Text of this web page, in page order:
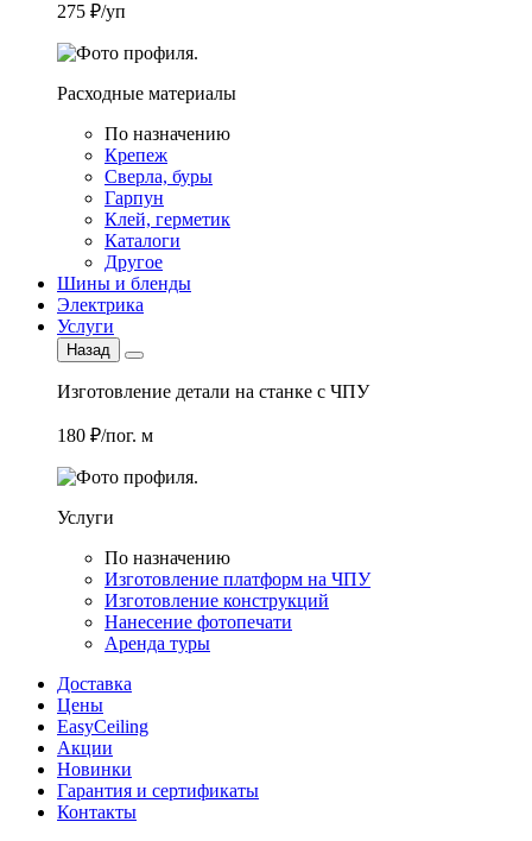
275 ₽/уп
Расходные материалы
По назначению
Крепеж
Сверла, буры
Гарпун
Клей, герметик
Каталоги
Другое
Шины и бленды
Электрика
Услуги
Назад
Изготовление детали на станке с ЧПУ
180 ₽/пог. м
Услуги
По назначению
Изготовление платформ на ЧПУ
Изготовление конструкций
Нанесение фотопечати
Аренда туры
Доставка
Цены
EasyCeiling
Акции
Новинки
Гарантия и сертификаты
Контакты